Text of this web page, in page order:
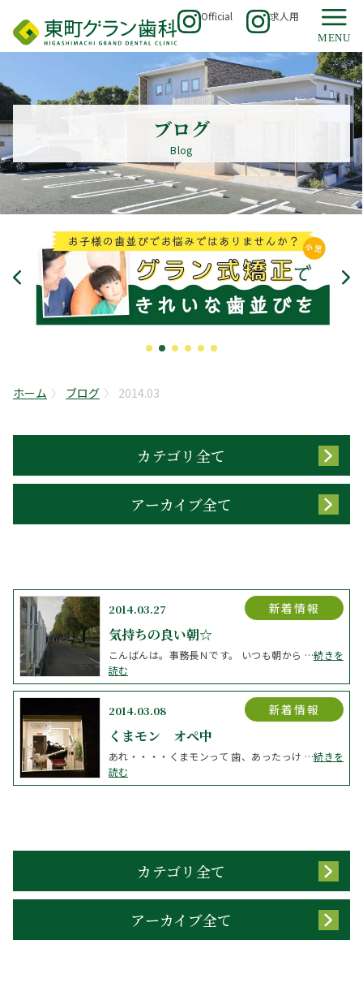
Official 求人用
ブログ
Blog
ホーム ブログ 2014.03
カテゴリ全て
アーカイブ全て
2014.03.27
気持ちの良い朝☆
こんばんは。事務長Ｎです。 いつも朝から …続きを
読む
新着情報
2014.03.08
くまモン オペ中
あれ・・・・くまモンって 歯、あったっけ …続きを
読む
新着情報
カテゴリ全て
アーカイブ全て